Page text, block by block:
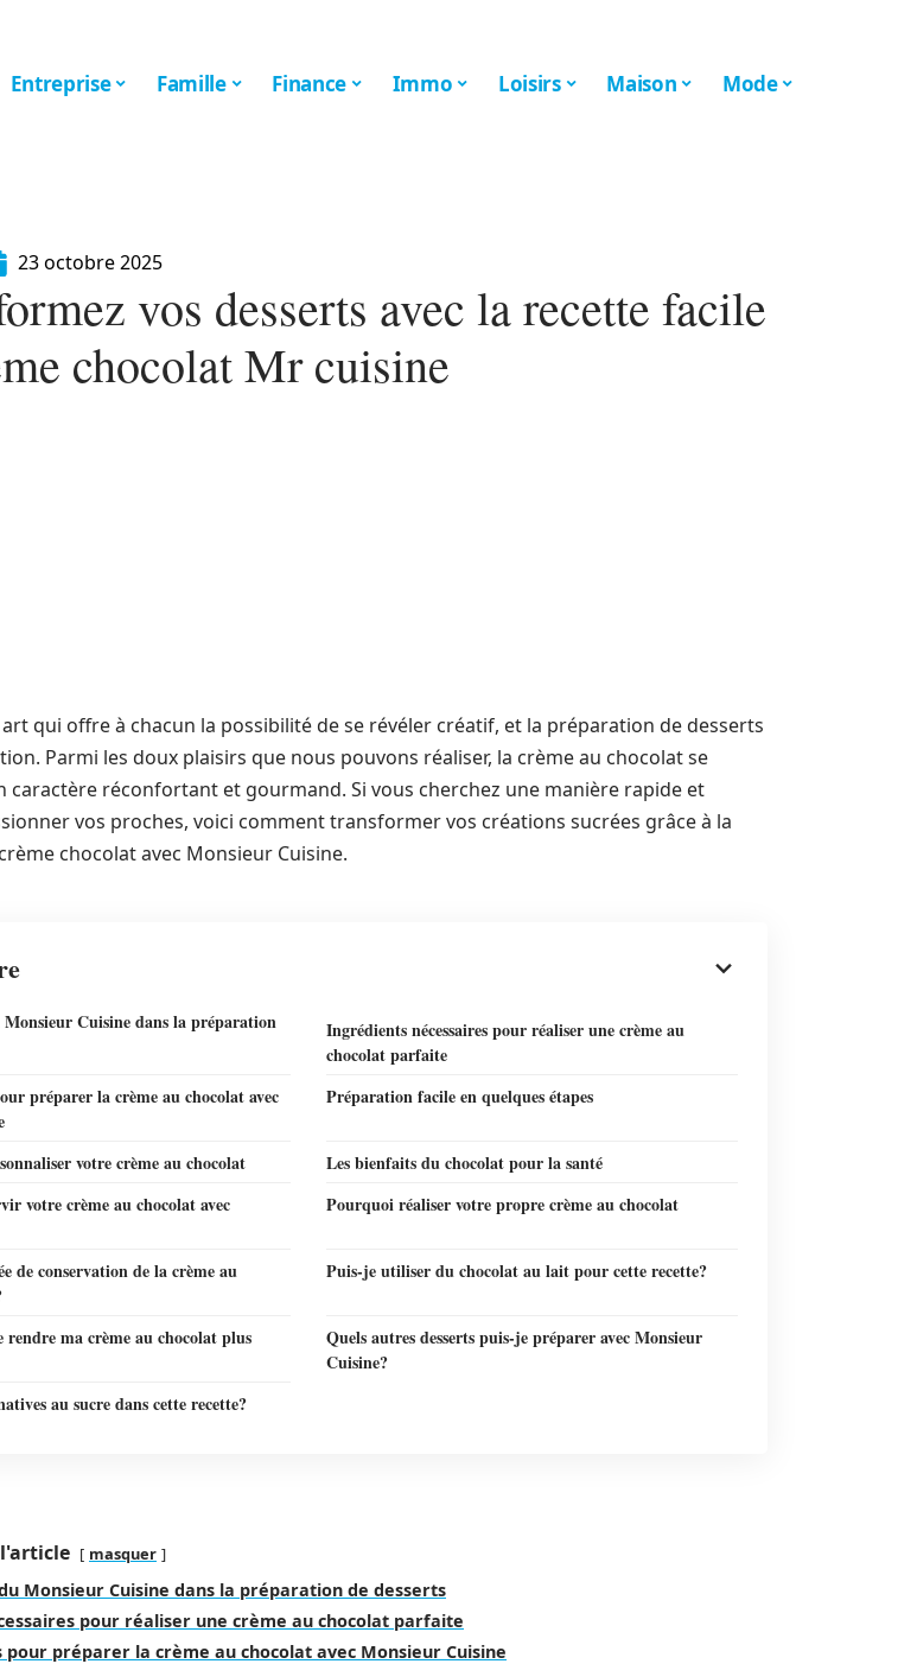
Entreprise Famille Finance Immo Loisirs Maison Mode
23 octobre 2025
vos desserts avec la recette facile
chocolat Mr cuisine
qui offre à chacun la possibilité de se révéler créatif, et la préparation de desserts
Parmi les doux plaisirs que nous pouvons réaliser, la crème au chocolat se
caractère réconfortant et gourmand. Si vous cherchez une manière rapide et
vos proches, voici comment transformer vos créations sucrées grâce à la
chocolat avec Monsieur Cuisine.
Monsieur Cuisine dans la préparation
Ingrédients nécessaires pour réaliser une crème au
chocolat parfaite
préparer la crème au chocolat avec
Préparation facile en quelques étapes
votre crème au chocolat
Les bienfaits du chocolat pour la santé
votre crème au chocolat avec
Pourquoi réaliser votre propre crème au chocolat
de conservation de la crème au
Puis-je utiliser du chocolat au lait pour cette recette?
ma crème au chocolat plus
Quels autres desserts puis-je préparer avec Monsieur
Cuisine?
au sucre dans cette recette?
masquer
Monsieur Cuisine dans la préparation de desserts
pour réaliser une crème au chocolat parfaite
pour préparer la crème au chocolat avec Monsieur Cuisine